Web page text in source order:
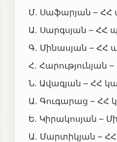
Մ. Սաֆարյան –
Ա. Սարգսյան –
Գ. Մինասյան –
Հ.
Ն. Ավագյան – ՀՀ
Ա. Գուգարաց –
Ե. Կիրակոսյան –
Ա. Մարտիկյան –